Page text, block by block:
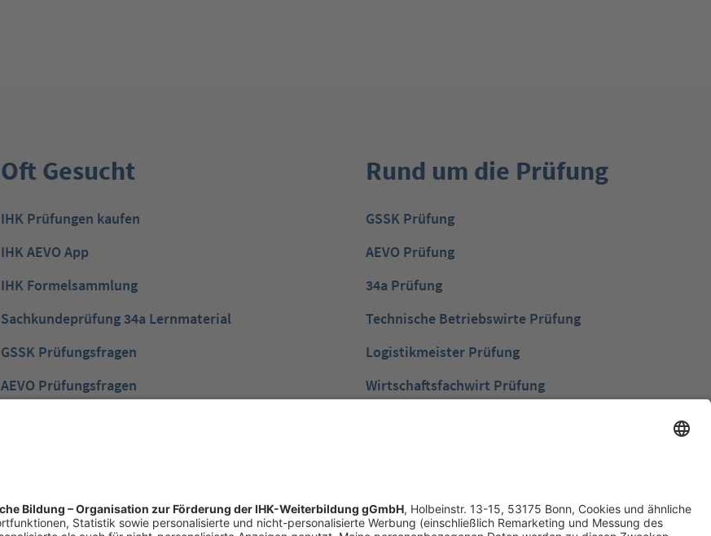
Oft Gesucht
IHK Prüfungen kaufen
IHK AEVO App
IHK Formelsammlung
Sachkundeprüfung 34a Lernmaterial
GSSK Prüfungsfragen
AEVO Prüfungsfragen
NTG Industriemeister
Rund um die Prüfung
GSSK Prüfung
AEVO Prüfung
34a Prüfung
Technische Betriebswirte Prüfung
Logistikmeister Prüfung
Wirtschaftsfachwirt Prüfung
Handelsfachwirt Prüfung